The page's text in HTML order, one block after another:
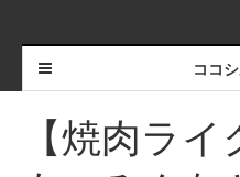
ココ
【焼肉ラ